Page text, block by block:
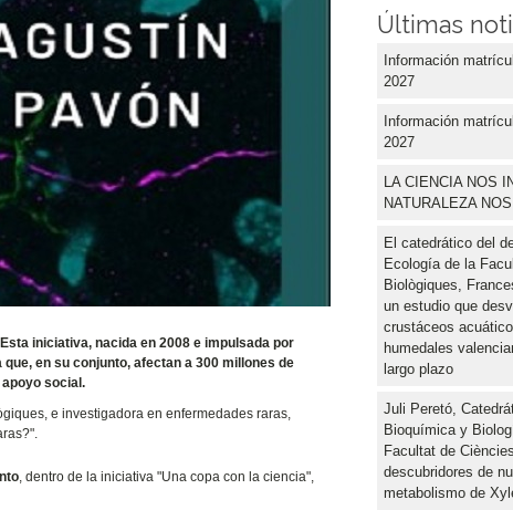
iniciativa, nacida en 2008 e impulsada por
en su conjunto, afectan a 300 millones de
social.
e investigadora en enfermedades raras,
, dentro de la iniciativa "Una copa con la ciencia",
Últimas
Información
2027
Información
2027
LA CIENCIA NOS
NATURALEZA
El catedrático del
Ecología de la
Biològiques,
un estudio que
crustáceos
humedales
largo plazo
Juli Peretó,
Bioquímica y
Facultat de
descubridores de
metabolismo de